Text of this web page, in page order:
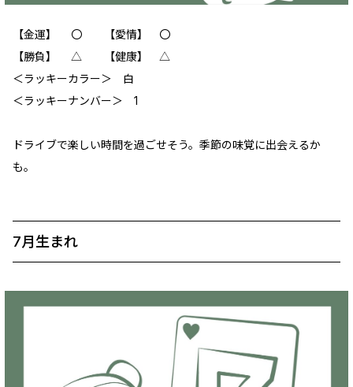
【金運】 〇 【愛情】 〇
【勝負】 △ 【健康】 △
＜ラッキーカラー＞ 白
＜ラッキーナンバー＞ 1
ドライブで楽しい時間を過ごせそう。季節の味覚に出会えるか
も。
7月生まれ